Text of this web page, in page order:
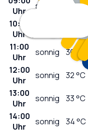
Uhr
sonnig 28°C
10:00
Uhr
11:00
Uhr
sonnig 30 °C
12:00
Uhr
sonnig 32°C
13:00
Uhr
sonnig 33°C
14:00
Uhr
sonnig 34°C